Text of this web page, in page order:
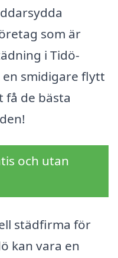
som är
i Tidö-
en smidigare flytt
få de bästa
och utan
städfirma för
kan vara en